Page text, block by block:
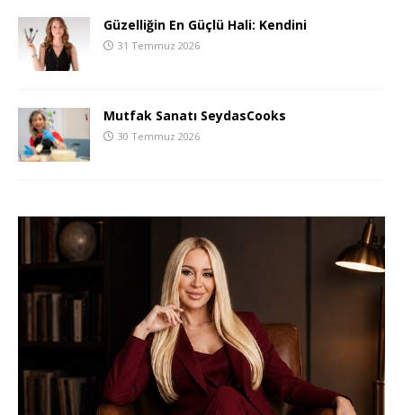
Güzelliğin En Güçlü Hali: Kendini
31 Temmuz 2026
Mutfak Sanatı SeydasCooks
30 Temmuz 2026